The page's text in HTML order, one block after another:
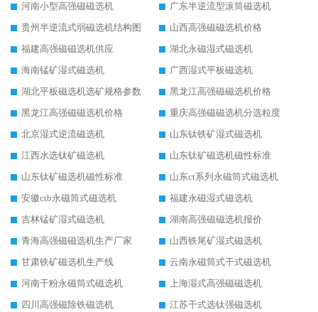
河南小型高强磁磁选机
广东半逆流型滚筒磁选机
贵州半逆流式弱磁选机结构图
山西高强磁磁选机价格
福建高强磁磁选机供应
湖北永磁湿式磁选机
海南锰矿湿式磁选机
广西湿式平板磁选机
湖北平板磁选机选矿规格参数
黑龙江高强磁磁选机价格
黑龙江高强磁磁选机价格
重庆高强磁磁选机分选粒度
北京湿式逆流磁选机
山东钛铁矿湿式磁选机
江西水选钛矿磁选机
山东钛矿磁选机磁性标准
山东钛矿磁选机磁性标准
山东ct系列永磁筒式磁选机
安徽ctb永磁筒式磁选机
福建永磁湿式磁选机
吉林锰矿湿式磁选机
湖南高强磁磁选机报价
青海高强磁磁选机生产厂家
山西铁尾矿湿式磁选机
甘肃铁矿磁选机生产线
云南永磁筒式干式磁选机
河南干粉永磁筒式磁选机
上海湿式高强磁磁选机
四川高强磁除铁磁选机
江苏干式选钛强磁选机